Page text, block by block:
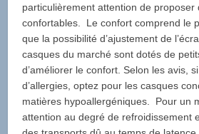
particulièrement attention de proposer
confortables. Le confort comprend le
que la possibilité d’ajustement de
casques du marché sont dotés de
d’améliorer le confort. Selon les avis,
d’allergies, optez pour les casques
matières hypoallergéniques. Pour un
attention au degré de refroidissement